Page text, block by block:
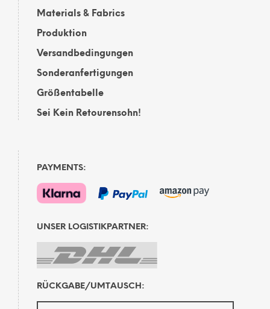
Materials & Fabrics
Produktion
Versandbedingungen
Sonderanfertigungen
Größentabelle
Sei Kein Retourensohn!
PAYMENTS:
UNSER LOGISTIKPARTNER:
RÜCKGABE/UMTAUSCH: